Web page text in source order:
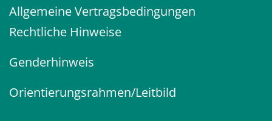
Allgemeine Vertragsbedingungen
Rechtliche Hinweise
Genderhinweis
Orientierungsrahmen/Leitbild